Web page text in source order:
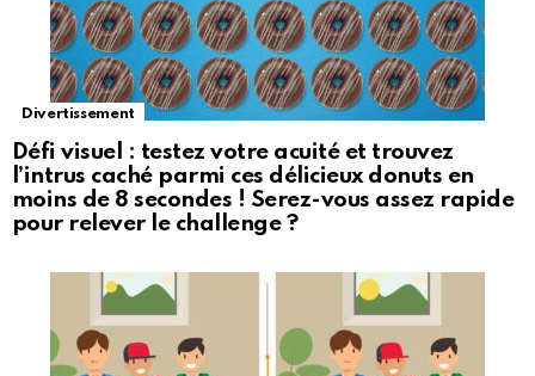
Divertissement
Défi visuel : testez votre acuité et trouvez
l’intrus caché parmi ces délicieux donuts en
moins de 8 secondes ! Serez-vous assez rapide
pour relever le challenge ?